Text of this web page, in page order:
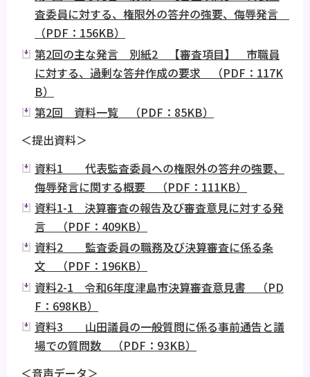
査委員に対する、権限外の答弁の強要、侮辱発言
（PDF：156KB）
第2回の主な発言 別紙2 【審査項目】 市職員
に対する、過剰な答弁作成の要求 （PDF：117K
B）
第2回 資料一覧 （PDF：85KB）
＜提出資料＞
資料1 代表監査委員への権限外の答弁の強要、
侮辱発言に関する概要 （PDF：111KB）
資料1-1 決算審査の報告及び審査意見に対する発
言 （PDF：409KB）
資料2 監査委員の職務及び決算審査に係る条
文 （PDF：196KB）
資料2-1 令和6年度津島市決算審査意見書 （PD
F：698KB）
資料3 山田議員の一般質問に係る事前通告と議
場での質問数 （PDF：93KB）
＜音声データ＞